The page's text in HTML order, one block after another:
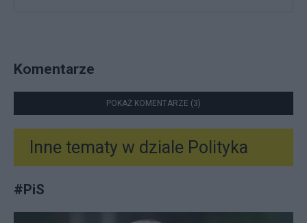
Komentarze
POKAŻ KOMENTARZE (3)
Inne tematy w dziale Polityka
#PiS